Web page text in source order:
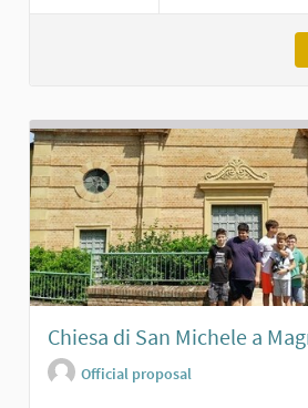
Chiesa di San Michele a
Official proposal